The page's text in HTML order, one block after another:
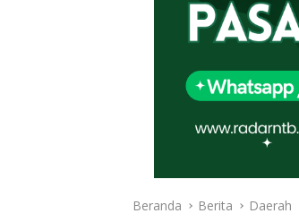
Beranda Berita Daerah